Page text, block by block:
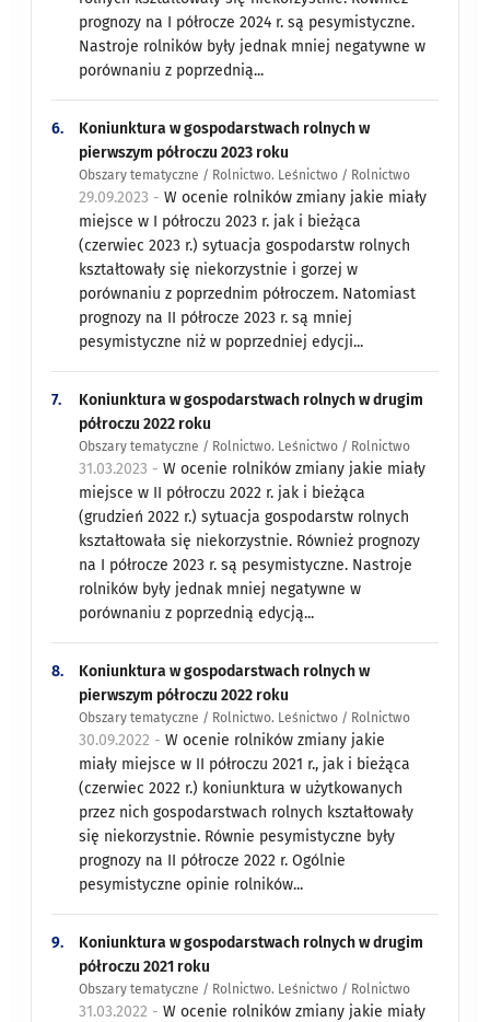
prognozy na I półrocze 2024 r. są pesymistyczne.
Nastroje rolników były jednak mniej negatywne w
porównaniu z poprzednią...
6.
Koniunktura w gospodarstwach rolnych w
pierwszym półroczu 2023 roku
Obszary tematyczne / Rolnictwo. Leśnictwo / Rolnictwo
29.09.2023 -W ocenie rolników zmiany jakie miały
miejsce w I półroczu 2023 r. jak i bieżąca
(czerwiec 2023 r.) sytuacja gospodarstw rolnych
kształtowały się niekorzystnie i gorzej w
porównaniu z poprzednim półroczem. Natomiast
prognozy na II półrocze 2023 r. są mniej
pesymistyczne niż w poprzedniej edycji...
7.
Koniunktura w gospodarstwach rolnych w drugim
półroczu 2022 roku
Obszary tematyczne / Rolnictwo. Leśnictwo / Rolnictwo
31.03.2023 -W ocenie rolników zmiany jakie miały
miejsce w II półroczu 2022 r. jak i bieżąca
(grudzień 2022 r.) sytuacja gospodarstw rolnych
kształtowała się niekorzystnie. Również prognozy
na I półrocze 2023 r. są pesymistyczne. Nastroje
rolników były jednak mniej negatywne w
porównaniu z poprzednią edycją...
8.
Koniunktura w gospodarstwach rolnych w
pierwszym półroczu 2022 roku
Obszary tematyczne / Rolnictwo. Leśnictwo / Rolnictwo
30.09.2022 -W ocenie rolników zmiany jakie
miały miejsce w II półroczu 2021 r., jak i bieżąca
(czerwiec 2022 r.) koniunktura w użytkowanych
przez nich gospodarstwach rolnych kształtowały
się niekorzystnie. Równie pesymistyczne były
prognozy na II półrocze 2022 r. Ogólnie
pesymistyczne opinie rolników...
9.
Koniunktura w gospodarstwach rolnych w drugim
półroczu 2021 roku
Obszary tematyczne / Rolnictwo. Leśnictwo / Rolnictwo
31.03.2022 -W ocenie rolników zmiany jakie miały